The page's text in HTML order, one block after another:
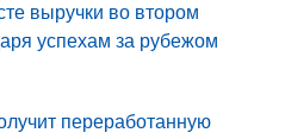
выручки во втором
успехам за рубежом
переработанную